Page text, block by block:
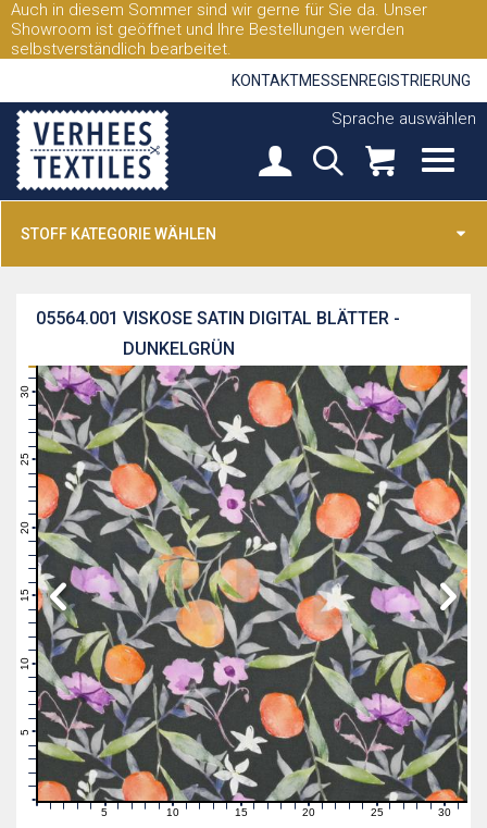
Auch in diesem Sommer sind wir gerne für Sie da. Unser
Showroom ist geöffnet und Ihre Bestellungen werden
selbstverständlich bearbeitet.
KONTAKTMESSEN REGISTRIERUNG
Sprache auswählen
STOFF KATEGORIE WÄHLEN
VISKOSE SATIN DIGITAL BLÄTTER -
DUNKELGRÜN
05564.001
1
4
7
11
12
14
15
16
18
19
20
21
23
24
26
27
28
29
30
31
1 2 3 4 5 6 7 891011121314 1516171819 2021222324 2627282930 31